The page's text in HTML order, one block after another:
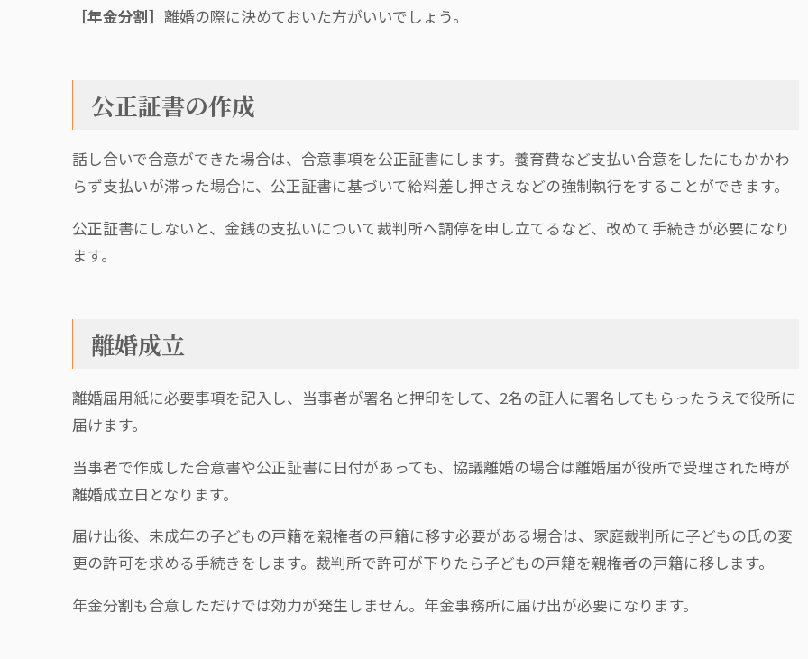
［年金分割］ 離婚の際に決めておいた方がいいでしょう。
公正証書の作成
話し合いで合意ができた場合は、合意事項を公正証書にします。養育費など支払い合意をしたにもかかわ
らず支払いが滞った場合に、公正証書に基づいて給料差し押さえなどの強制執行をすることができます。
公正証書にしないと、金銭の支払いについて裁判所へ調停を申し立てるなど、改めて手続きが必要になり
ます。
離婚成立
離婚届用紙に必要事項を記入し、当事者が署名と押印をして、2名の証人に署名してもらったうえで役所に
届けます。
当事者で作成した合意書や公正証書に日付があっても、協議離婚の場合は離婚届が役所で受理された時が
離婚成立日となります。
届け出後、未成年の子どもの戸籍を親権者の戸籍に移す必要がある場合は、家庭裁判所に子どもの氏の変
更の許可を求める手続きをします。裁判所で許可が下りたら子どもの戸籍を親権者の戸籍に移します。
年金分割も合意しただけでは効力が発生しません。年金事務所に届け出が必要になります。